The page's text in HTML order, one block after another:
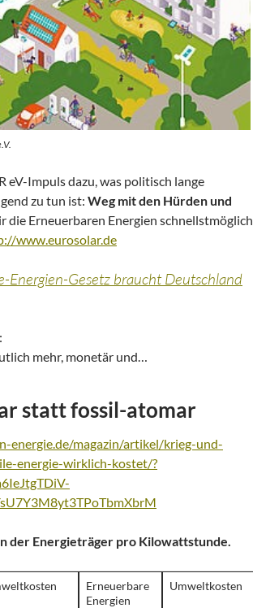
eV-Impuls dazu, was politisch lange
zu tun ist: Weg mit den Hürden und
die Erneuerbaren Energien schnellstmöglich
www.eurosolar.de
Energien-Gesetz braucht Deutschland
mehr, monetär und…
statt fossil-atomar
energie.de/magazin/artikel/krieg-und-
energie-wirklich-kostet/?
der Energieträger pro Kilowattstunde.
Erneuerbare
Energien
Umweltkosten